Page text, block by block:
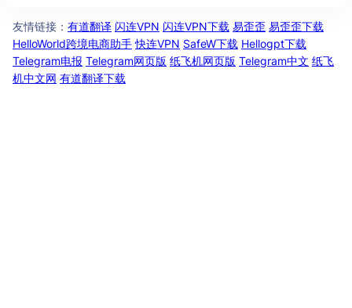
友情链接 ： 有道翻译 闪连VPN 闪连VPN下载 易歪歪 易歪歪下载
HelloWorld跨境电商助手 快连VPN SafeW下载 Hellogpt下载
Telegram电报 Telegram网页版 纸飞机网页版 Telegram中文 纸飞
机中文网 有道翻译下载